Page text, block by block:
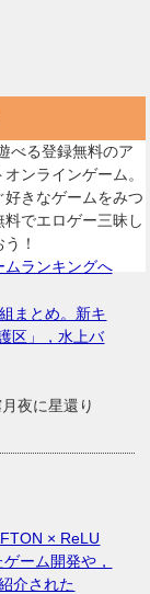
べる登録無料のア
ンラインゲーム。
好きなゲームをみつ
料でエロゲー三昧し
！
ムランキングへ
まとめ。新キ
区」，水上バ
夜に星還り
× ReLU
ーム開発や，
介された